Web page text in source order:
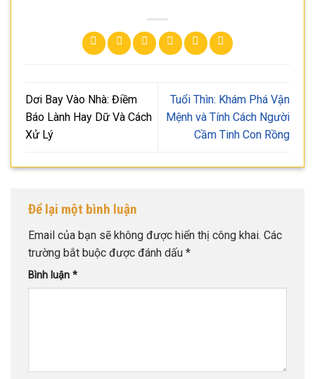
Dơi Bay Vào Nhà: Điềm
Báo Lành Hay Dữ Và Cách
Xử Lý
Tuổi Thìn: Khám Phá Vận
Mệnh và Tính Cách Người
Cầm Tinh Con Rồng
Để lại một bình luận
Email của bạn sẽ không được hiển thị công khai. Các
trường bắt buộc được đánh dấu *
Bình luận *